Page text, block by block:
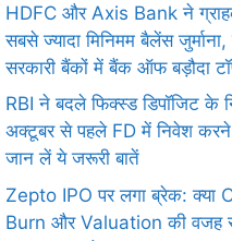
HDFC और Axis Bank ने
सबसे ज्यादा मिनिमम बैलेंस जुर्माना,
सरकारी बैंकों में बैंक ऑफ बड़ौदा
RBI ने बदले फिक्स्ड डिपॉजिट के
अक्टूबर से पहले FD में निवेश
जान लें ये जरूरी बातें
Zepto IPO पर लगा ब्रेक: क्या
Burn और Valuation की वजह